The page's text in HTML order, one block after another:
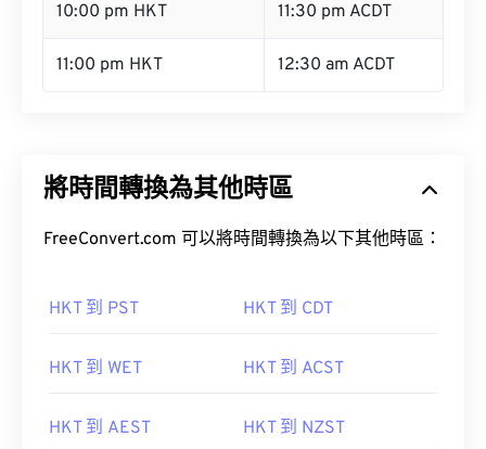
10:00 pm HKT 11:30 pm ACDT
11:00 pm HKT 12:30 am ACDT
將時間轉換為其他時區
FreeConvert.com 可以將時間轉換為以下其他時區：
HKT 到 PST HKT 到 CDT
HKT 到 WET HKT 到 ACST
HKT 到 AEST HKT 到 NZST